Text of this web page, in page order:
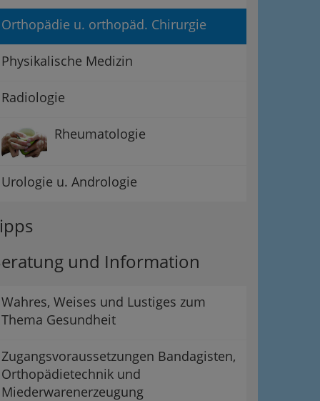
Orthopädie u. orthopäd. Chirurgie
Physikalische Medizin
Radiologie
Rheumatologie
Urologie u. Andrologie
und Information
Wahres, Weises und Lustiges zum
Thema Gesundheit
Zugangsvoraussetzungen Bandagisten,
Orthopädietechnik und
Miederwarenerzeugung